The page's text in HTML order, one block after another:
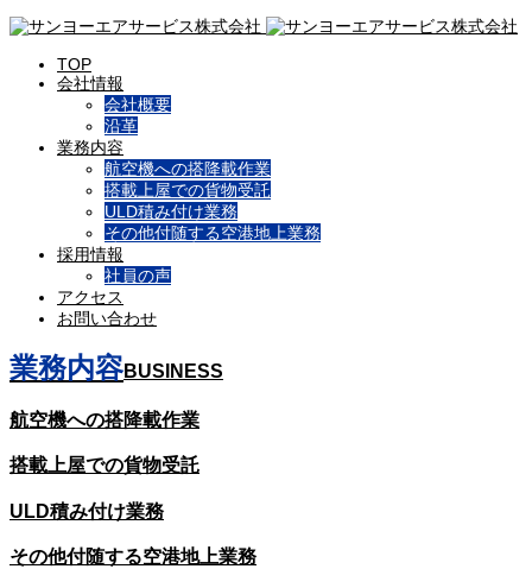
TOP
会社情報
会社概要
沿革
業務内容
航空機への搭降載作業
搭載上屋での貨物受託
ULD積み付け業務
その他付随する空港地上業務
採用情報
社員の声
アクセス
お問い合わせ
業務内容BUSINESS
航空機への搭降載作業
搭載上屋での貨物受託
ULD積み付け業務
その他付随する空港地上業務